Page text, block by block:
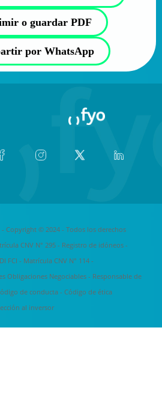
o guardar PDF
por WhatsApp
Copyright © 2024 - Todos los derechos
CNV N° 295 - Registro de idóneos -
FCI - Matrícula CNV N° 114 -
Obligaciones Negociables - Responsable de
de conducta - Código de ética
al inversor